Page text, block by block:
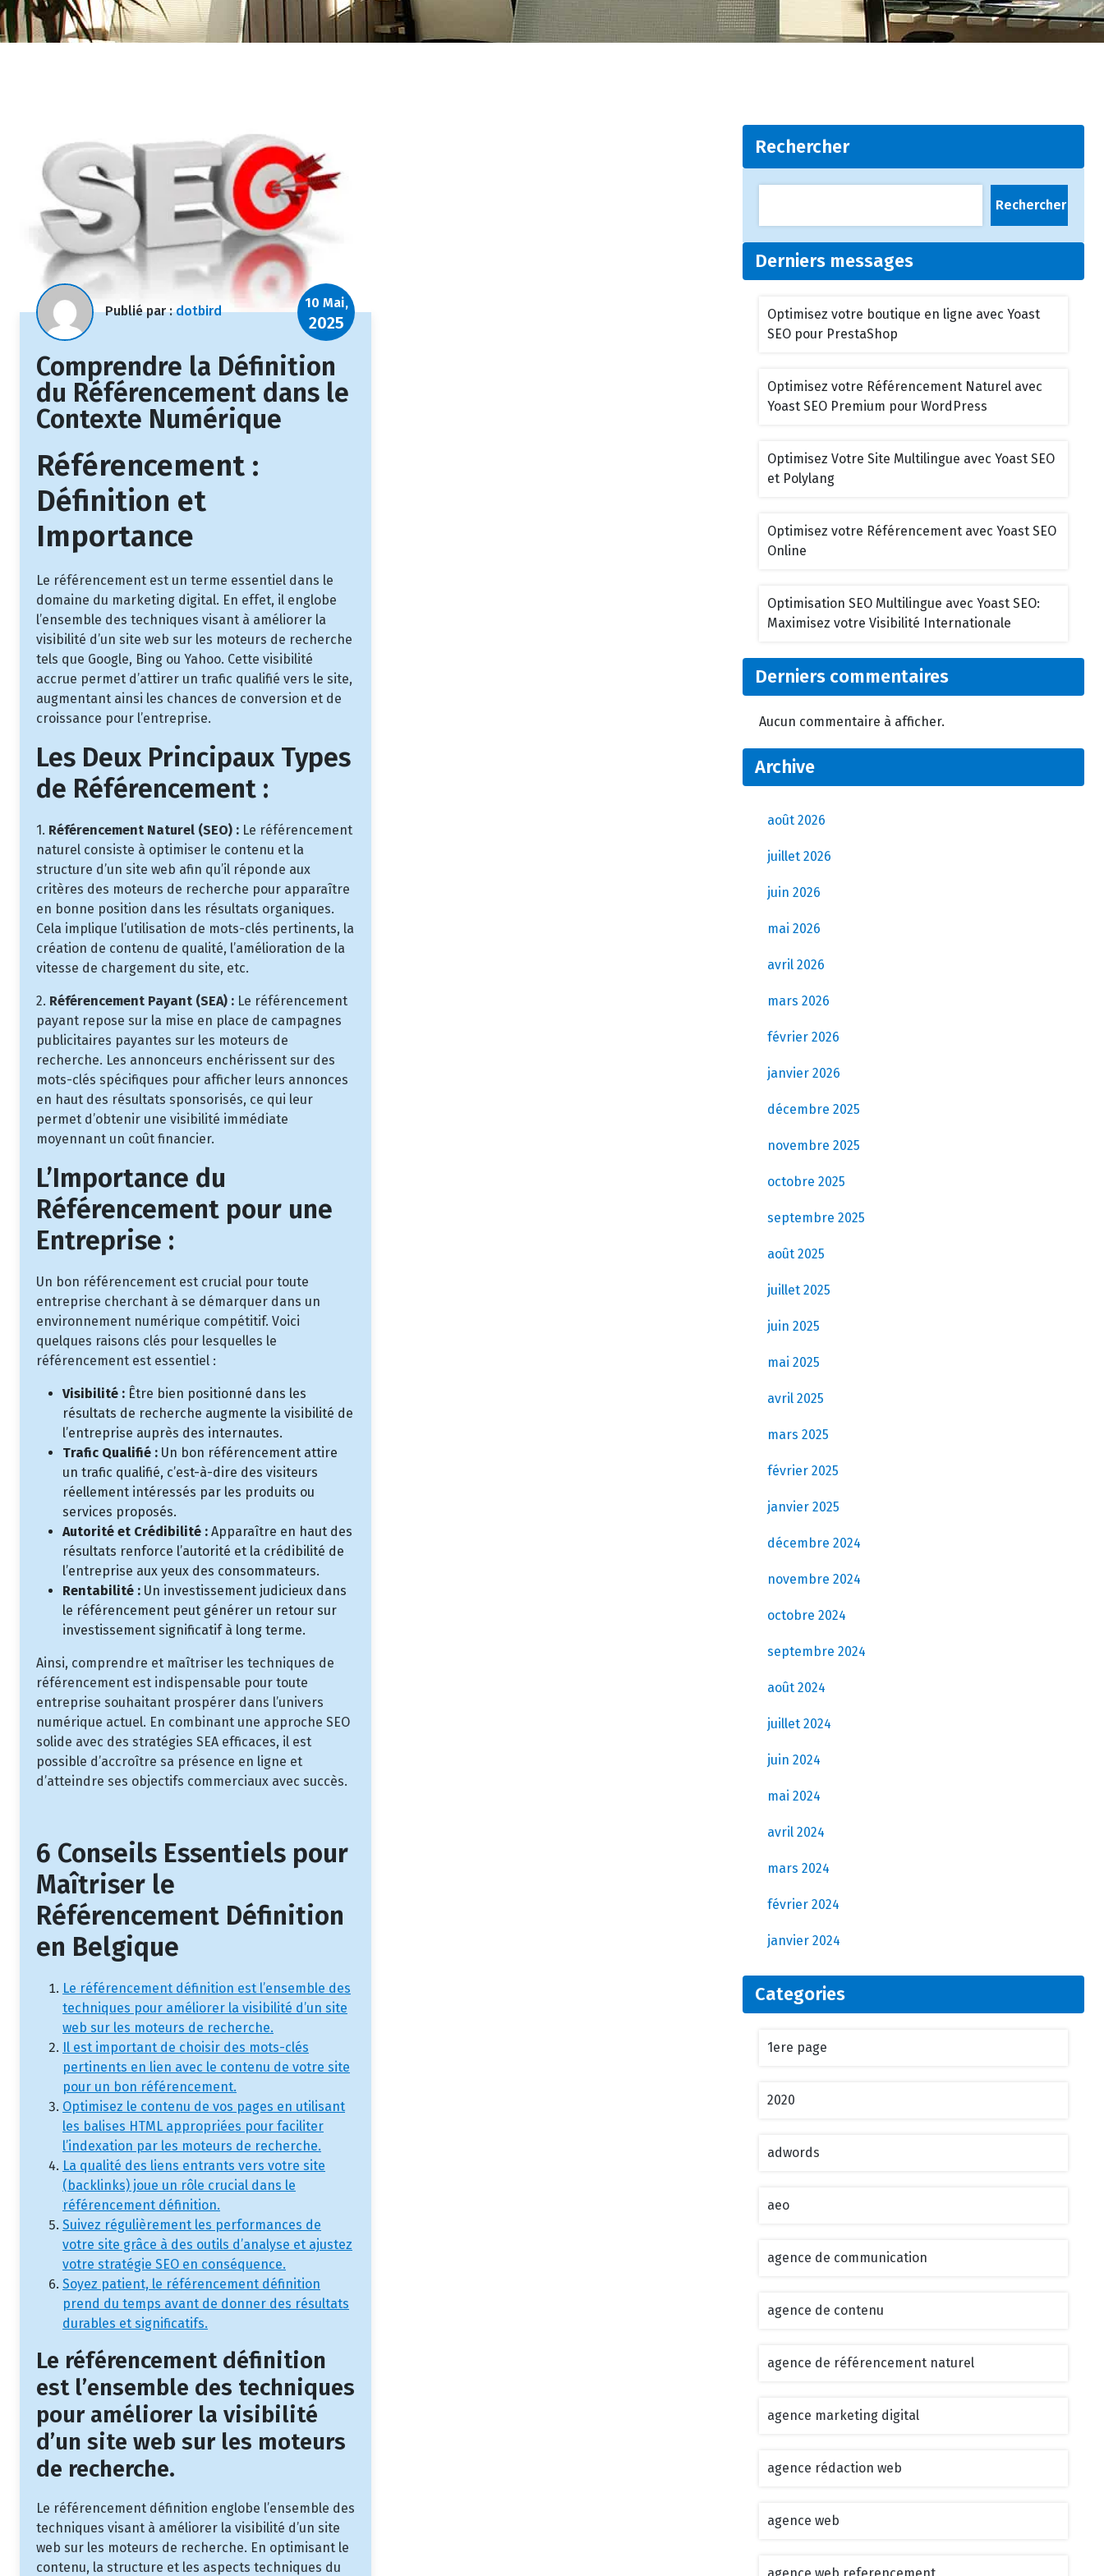
Publié par :dotbird
10 Mai,
2025
Comprendre la Définition
du Référencement dans le
Contexte Numérique
Référencement :
Définition et
Importance
Le référencement est un terme essentiel dans le
domaine du marketing digital. En effet, il englobe
l’ensemble des techniques visant à améliorer la
visibilité d’un site web sur les moteurs de recherche
tels que Google, Bing ou Yahoo. Cette visibilité
accrue permet d’attirer un trafic qualifié vers le site,
augmentant ainsi les chances de conversion et de
croissance pour l’entreprise.
Les Deux Principaux Types
de Référencement :
1. Référencement Naturel (SEO) : Le référencement
naturel consiste à optimiser le contenu et la
structure d’un site web afin qu’il réponde aux
critères des moteurs de recherche pour apparaître
en bonne position dans les résultats organiques.
Cela implique l’utilisation de mots-clés pertinents, la
création de contenu de qualité, l’amélioration de la
vitesse de chargement du site, etc.
2. Référencement Payant (SEA) : Le référencement
payant repose sur la mise en place de campagnes
publicitaires payantes sur les moteurs de
recherche. Les annonceurs enchérissent sur des
mots-clés spécifiques pour afficher leurs annonces
en haut des résultats sponsorisés, ce qui leur
permet d’obtenir une visibilité immédiate
moyennant un coût financier.
L’Importance du
Référencement pour une
Entreprise :
Un bon référencement est crucial pour toute
entreprise cherchant à se démarquer dans un
environnement numérique compétitif. Voici
quelques raisons clés pour lesquelles le
référencement est essentiel :
Visibilité : Être bien positionné dans les
résultats de recherche augmente la visibilité de
l’entreprise auprès des internautes.
Trafic Qualifié : Un bon référencement attire
un trafic qualifié, c’est-à-dire des visiteurs
réellement intéressés par les produits ou
services proposés.
Autorité et Crédibilité : Apparaître en haut des
résultats renforce l’autorité et la crédibilité de
l’entreprise aux yeux des consommateurs.
Rentabilité : Un investissement judicieux dans
le référencement peut générer un retour sur
investissement significatif à long terme.
Ainsi, comprendre et maîtriser les techniques de
référencement est indispensable pour toute
entreprise souhaitant prospérer dans l’univers
numérique actuel. En combinant une approche SEO
solide avec des stratégies SEA efficaces, il est
possible d’accroître sa présence en ligne et
d’atteindre ses objectifs commerciaux avec succès.
6 Conseils Essentiels pour
Maîtriser le
Référencement Définition
en Belgique
Le référencement définition est l’ensemble des
techniques pour améliorer la visibilité d’un site
web sur les moteurs de recherche.
Il est important de choisir des mots-clés
pertinents en lien avec le contenu de votre site
pour un bon référencement.
Optimisez le contenu de vos pages en utilisant
les balises HTML appropriées pour faciliter
l’indexation par les moteurs de recherche.
La qualité des liens entrants vers votre site
(backlinks) joue un rôle crucial dans le
référencement définition.
Suivez régulièrement les performances de
votre site grâce à des outils d’analyse et ajustez
votre stratégie SEO en conséquence.
Soyez patient, le référencement définition
prend du temps avant de donner des résultats
durables et significatifs.
Le référencement définition
est l’ensemble des techniques
pour améliorer la visibilité
d’un site web sur les moteurs
de recherche.
Le référencement définition englobe l’ensemble des
techniques visant à améliorer la visibilité d’un site
web sur les moteurs de recherche. En optimisant le
contenu, la structure et les aspects techniques du
Rechercher
Rechercher
Derniers messages
Optimisez votre boutique en ligne avec Yoast
SEO pour PrestaShop
Optimisez votre Référencement Naturel avec
Yoast SEO Premium pour WordPress
Optimisez Votre Site Multilingue avec Yoast SEO
et Polylang
Optimisez votre Référencement avec Yoast SEO
Online
Optimisation SEO Multilingue avec Yoast SEO:
Maximisez votre Visibilité Internationale
Derniers commentaires
Aucun commentaire à afficher.
Archive
août 2026
juillet 2026
juin 2026
mai 2026
avril 2026
mars 2026
février 2026
janvier 2026
décembre 2025
novembre 2025
octobre 2025
septembre 2025
août 2025
juillet 2025
juin 2025
mai 2025
avril 2025
mars 2025
février 2025
janvier 2025
décembre 2024
novembre 2024
octobre 2024
septembre 2024
août 2024
juillet 2024
juin 2024
mai 2024
avril 2024
mars 2024
février 2024
janvier 2024
Categories
1ere page
2020
adwords
aeo
agence de communication
agence de contenu
agence de référencement naturel
agence marketing digital
agence rédaction web
agence web